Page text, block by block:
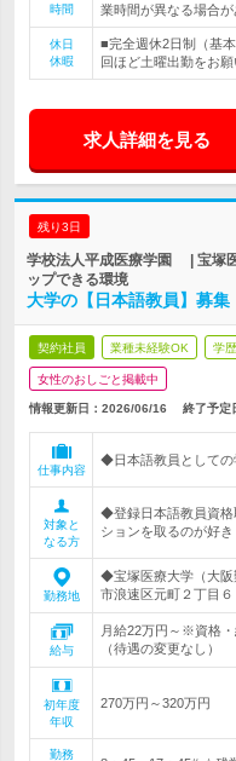
時間
業時間が異なる場合
休日
休暇
■完全週休2日制（基
回ほど土曜出勤をお
求人詳細を見る
残り3日
学校法人平成医療学園 | 宝塚
ップできる環境
大学の【日本語教員】募集
契約社員 業種未経験OK 学
女性のおしごと掲載中
情報更新日：2026/06/16 終了予定
仕事内容
◆日本語教員としての
対象と
なる方
◆登録日本語教員資
ションを取るのが好き
勤務地
◆宝塚医療大学（大阪
市浪速区元町２丁目
給与
月給22万円～※資格
（待遇の変更なし）
初年度
年収
270万円～320万円
勤務